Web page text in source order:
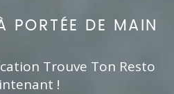
PORTÉE DE MAIN
Trouve Ton Resto
!